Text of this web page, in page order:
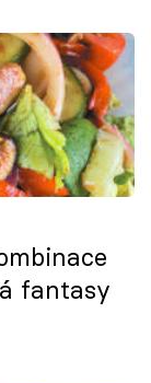
fantasy